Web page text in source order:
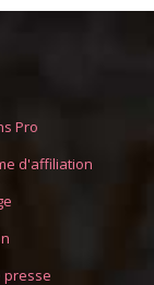
Pro
d'affiliation
presse